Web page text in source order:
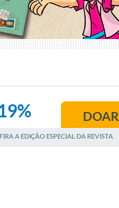
DOAR
A EDIÇÃO ESPECIAL DA REVISTA